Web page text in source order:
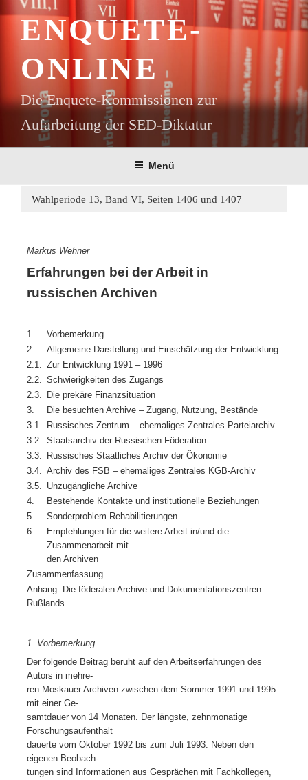
Inhalt
springenENQUETE-
ONLINE
Die Enquete-Kommissionen zur
Aufarbeitung der SED-Diktatur
Menü
Wahlperiode 13, Band VI, Seiten 1406 und 1407
Markus Wehner
Erfahrungen bei der Arbeit in
russischen Archiven
1.
Vorbemerkung
2.
Allgemeine Darstellung und Einschätzung der Entwicklung
2.1.
Zur Entwicklung 1991 – 1996
2.2.
Schwierigkeiten des Zugangs
2.3.
Die prekäre Finanzsituation
3.
Die besuchten Archive – Zugang, Nutzung, Bestände
3.1.
Russisches Zentrum – ehemaliges Zentrales Parteiarchiv
3.2.
Staatsarchiv der Russischen Föderation
3.3.
Russisches Staatliches Archiv der Ökonomie
3.4.
Archiv des FSB – ehemaliges Zentrales KGB-Archiv
3.5.
Unzugängliche Archive
4.
Bestehende Kontakte und institutionelle Beziehungen
5.
Sonderproblem Rehabilitierungen
6.
Empfehlungen für die weitere Arbeit in/und die
Zusammenarbeit mit
den Archiven
Zusammenfassung
Anhang: Die föderalen Archive und Dokumentationszentren
Rußlands
1. Vorbemerkung
Der folgende Beitrag beruht auf den Arbeitserfahrungen des
Autors in mehre-
ren Moskauer Archiven zwischen dem Sommer 1991 und 1995
mit einer Ge-
samtdauer von 14 Monaten. Der längste, zehnmonatige
Forschungsaufenthalt
dauerte vom Oktober 1992 bis zum Juli 1993. Neben den
eigenen Beobach-
tungen sind Informationen aus Gesprächen mit Fachkollegen,